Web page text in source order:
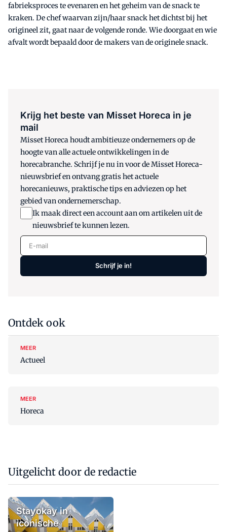
fabrieksproces te evenaren en het geheim van de snack te
kraken. De chef waarvan zijn/haar snack het dichtst bij het
origineel zit, gaat naar de volgende ronde. Wie doorgaat en wie
afvalt wordt bepaald door de makers van de originele snack.
Krijg het beste van Misset Horeca in je
mail
Misset Horeca houdt ambitieuze ondernemers op de
hoogte van alle actuele ontwikkelingen in de
horecabranche. Schrijf je nu in voor de Misset Horeca-
nieuwsbrief en ontvang gratis het actuele
horecanieuws, praktische tips en adviezen op het
gebied van ondernemerschap.
Ik maak direct een account aan om artikelen uit de
nieuwsbrief te kunnen lezen.
E-mail
Schrijf je in!
Ontdek ook
MEER
Actueel
MEER
Horeca
Uitgelicht door de redactie
Stayokay in
iconische